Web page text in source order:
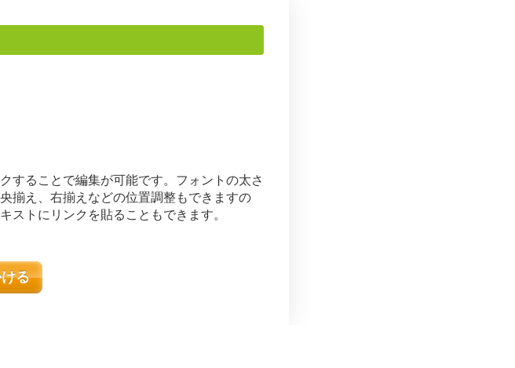
することで編集が可能です。フォントの太さ
揃え、右揃えなどの位置調整もできますの
ストにリンクを貼ることもできます。
る